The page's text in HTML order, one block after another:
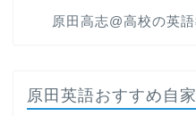
原田高志@高校の英
原田英語おすすめ自